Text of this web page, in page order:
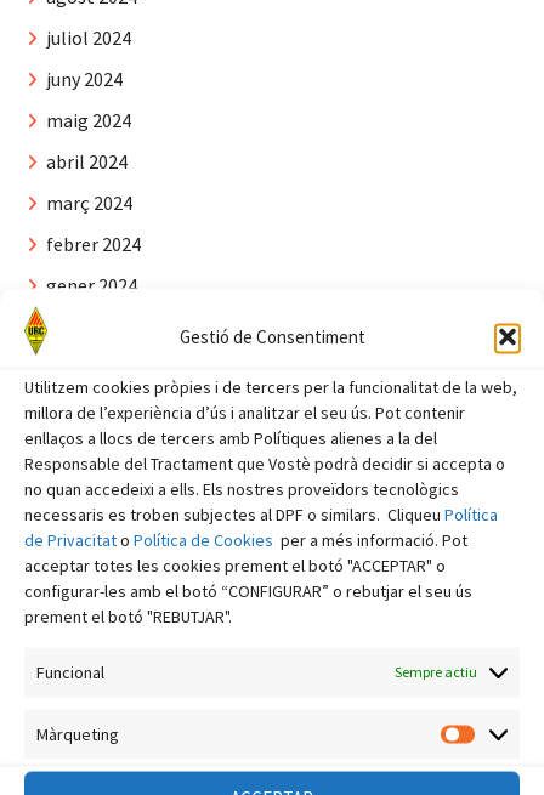
Gestió de Consentiment
Utilitzem cookies pròpies i de tercers per la funcionalitat de la web,
millora de l’experiència d’ús i analitzar el seu ús. Pot contenir
enllaços a llocs de tercers amb Polítiques alienes a la del
Responsable del Tractament que Vostè podrà decidir si accepta o
no quan accedeixi a ells. Els nostres proveïdors tecnològics
necessaris es troben subjectes al DPF o similars. Cliqueu Política
de Privacitato Política de Cookies per a més informació. Pot
acceptar totes les cookies prement el botó "ACCEPTAR" o
configurar-les amb el botó “CONFIGURAR” o rebutjar el seu ús
prement el botó "REBUTJAR".
Funcional Sempre actiu
Màrqueting
juliol 2024
juny 2024
maig 2024
abril 2024
març 2024
febrer 2024
gener 2024
desembre 2023
octubre 2023
setembre 2023
agost 2023
juliol 2023
juny 2023
maig 2023
febrer 2023